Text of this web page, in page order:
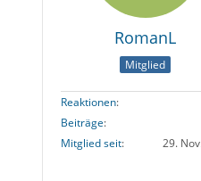
RomanL
Mitglied
Reaktionen
Beiträge
Mitglied seit
29.